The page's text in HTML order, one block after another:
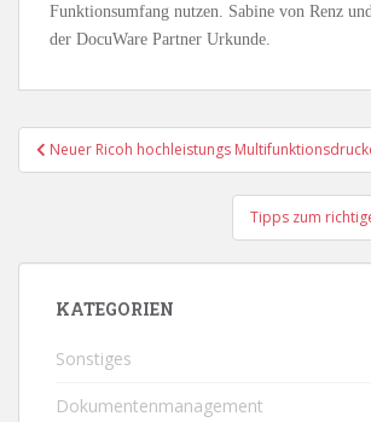
Funktionsumfang nutzen. Sabine von Renz
der DocuWare Partner Urkunde.
Beitragsnavigation
Neuer Ricoh hochleistungs
Tipps zum
KATEGORIEN
Sonstiges
Dokumentenmanagement